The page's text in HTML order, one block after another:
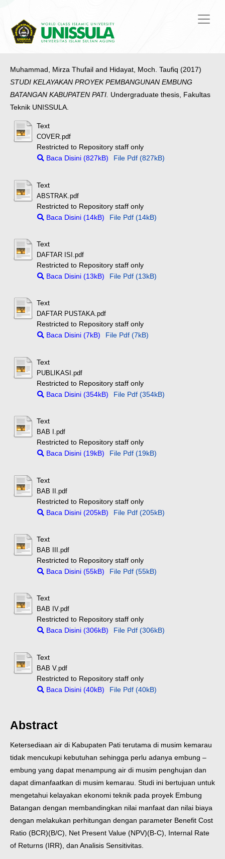
Muhammad, Mirza Thufail and Hidayat, Moch. Taufiq (2017)
STUDI KELAYAKAN PROYEK PEMBANGUNAN EMBUNG
BATANGAN KABUPATEN PATI. Undergraduate thesis, Fakultas
Teknik UNISSULA.
Text
COVER.pdf
Restricted to Repository staff only
Baca Disini (827kB)
File Pdf (827kB)
Text
ABSTRAK.pdf
Restricted to Repository staff only
Baca Disini (14kB)
File Pdf (14kB)
Text
DAFTAR ISI.pdf
Restricted to Repository staff only
Baca Disini (13kB)
File Pdf (13kB)
Text
DAFTAR PUSTAKA.pdf
Restricted to Repository staff only
Baca Disini (7kB)
File Pdf (7kB)
Text
PUBLIKASI.pdf
Restricted to Repository staff only
Baca Disini (354kB)
File Pdf (354kB)
Text
BAB I.pdf
Restricted to Repository staff only
Baca Disini (19kB)
File Pdf (19kB)
Text
BAB II.pdf
Restricted to Repository staff only
Baca Disini (205kB)
File Pdf (205kB)
Text
BAB III.pdf
Restricted to Repository staff only
Baca Disini (55kB)
File Pdf (55kB)
Text
BAB IV.pdf
Restricted to Repository staff only
Baca Disini (306kB)
File Pdf (306kB)
Text
BAB V.pdf
Restricted to Repository staff only
Baca Disini (40kB)
File Pdf (40kB)
Abstract
Ketersediaan air di Kabupaten Pati terutama di musim kemarau
tidak mencukupi kebutuhan sehingga perlu adanya embung –
embung yang dapat menampung air di musim penghujan dan
dapat dimanfaatkan di musim kemarau. Studi ini bertujuan untuk
mengetahui kelayakan ekonomi teknik pada proyek Embung
Batangan dengan membandingkan nilai manfaat dan nilai biaya
dengan melakukan perhitungan dengan parameter Benefit Cost
Ratio (BCR)(B/C), Net Present Value (NPV)(B-C), Internal Rate
of Returns (IRR), dan Analisis Sensitivitas.